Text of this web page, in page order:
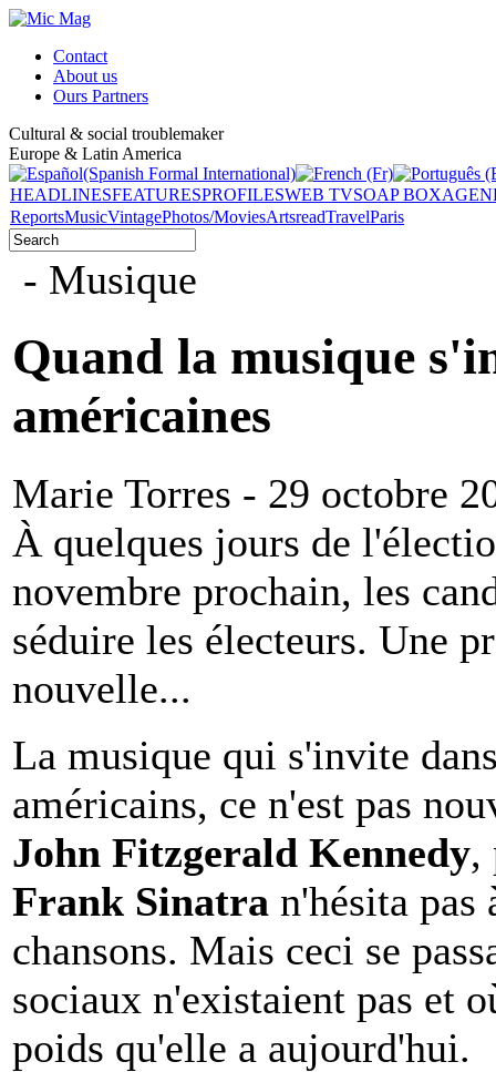
Contact
About us
Ours Partners
Cultural & social troublemaker
Europe & Latin America
HEADLINESFEATURESPROFILESWEB TVSOAP BOX
ReportsMusicVintagePhotos/MoviesArtsreadTravelParis
- Musique
Quand la musique
américaines
Marie Torres - 29 octobre
À quelques jours de
novembre prochain, les
séduire les électeurs. Une
nouvelle...
La musique qui s'invite
américains, ce n'est pas
John Fitzgerald Kennedy,
Frank Sinatra n'hésita pas
chansons. Mais ceci se
sociaux n'existaient pas et
poids qu'elle a aujourd'hui.